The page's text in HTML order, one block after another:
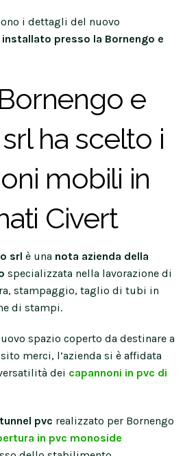
i dettagli del nuovo
presso la Bornengo e
e
ha scelto i
mobili in
Civert
srl è una nota azienda della
specializzata nella lavorazione di
stampaggio, taglio di tubi in
di stampi.
spazio coperto da destinare a
merci, l’azienda si è affidata
dei capannoni in pvc di
tunnel pvc realizzato per Bornengo
in pvc monoside